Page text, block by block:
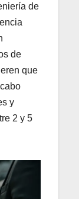
de
de
que
y
2 y 5